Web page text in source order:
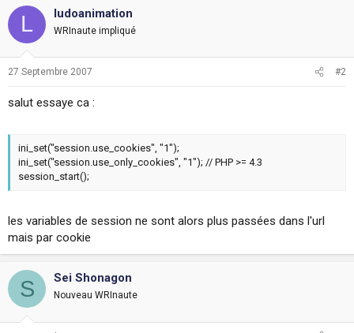
L ludoanimation
WRInaute impliqué
27 Septembre 2007 #2
salut essaye ca :
ini_set("session.use_cookies", "1");
ini_set("session.use_only_cookies", "1"); // PHP >= 4.3
session_start();
les variables de session ne sont alors plus passées dans l'url
mais par cookie
S Sei Shonagon
Nouveau WRInaute